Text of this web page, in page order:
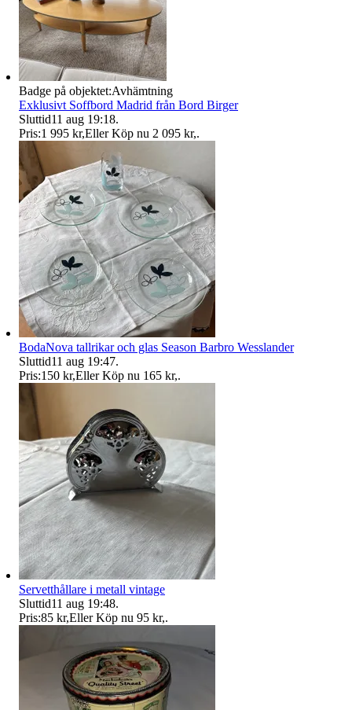
Badge på objektet:Avhämtning
Exklusivt Soffbord Madrid från Bord Birger
Sluttid11 aug 19:18.
Pris:1 995 kr,Eller Köp nu 2 095 kr,.
BodaNova tallrikar och glas Season Barbro Wesslander
Sluttid11 aug 19:47.
Pris:150 kr,Eller Köp nu 165 kr,.
Servetthållare i metall vintage
Sluttid11 aug 19:48.
Pris:85 kr,Eller Köp nu 95 kr,.